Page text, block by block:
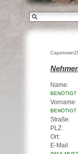
Name:
BENÖTIGT
Vorname:
BENÖTIGT
Straße:
PLZ:
Ort:
E-Mail